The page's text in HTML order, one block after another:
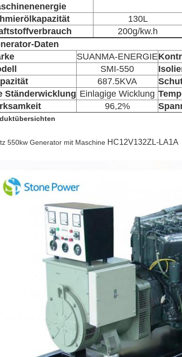
130L
200g/kw.h
Daten
SUANMA-ENERGIE
SMI-550
687.5KVA
Ständerwicklung Einlagige Wicklung
96,2%
550kw Generator mit Maschine HC12V132ZL-LA1A